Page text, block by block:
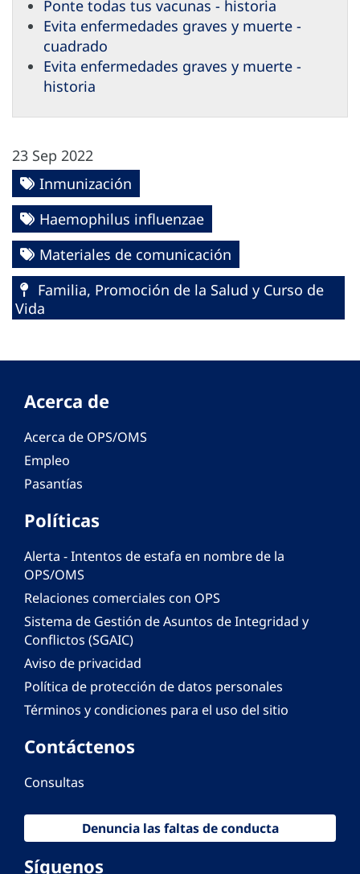
Ponte todas tus vacunas - historia
Evita enfermedades graves y muerte -
cuadrado
Evita enfermedades graves y muerte -
historia
23 Sep 2022
Inmunización
Haemophilus influenzae
Materiales de comunicación
Familia, Promoción de la Salud y Curso de
Vida
Acerca de
Acerca de OPS/OMS
Empleo
Pasantías
Políticas
Alerta - Intentos de estafa en nombre de la
OPS/OMS
Relaciones comerciales con OPS
Sistema de Gestión de Asuntos de Integridad y
Conflictos (SGAIC)
Aviso de privacidad
Política de protección de datos personales
Términos y condiciones para el uso del sitio
Contáctenos
Consultas
Denuncia las faltas de conducta
Síguenos